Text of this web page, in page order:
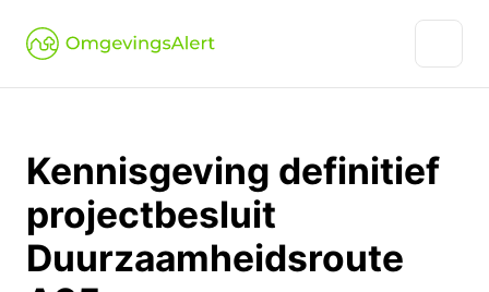
Kennisgeving definitief
projectbesluit
Duurzaamheidsroute